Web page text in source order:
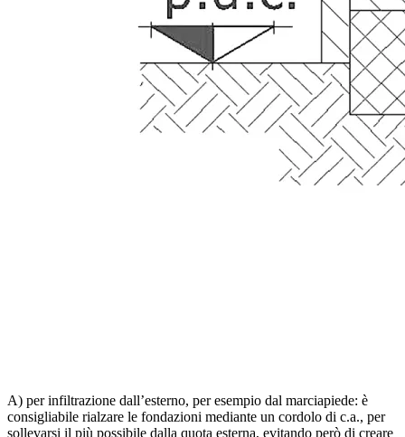
A) per infiltrazione dall’esterno, per esempio dal marciapiede: è
consigliabile rialzare le fondazioni me­diante un cordolo di c.a., per
sollevarsi il più possibile dalla quota esterna, evitando però di creare